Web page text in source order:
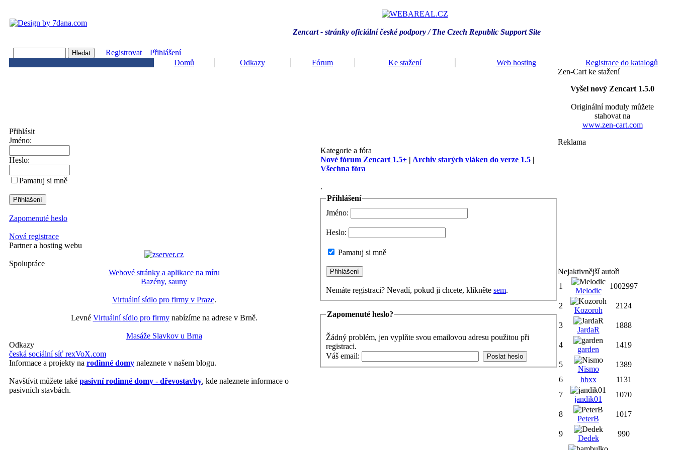
Zencart - stránky oficiální české podpory / The Czech Republic Support Site
Registrovat
Přihlášení
Domů
Odkazy Fórum Ke stažení Web hosting Registrace do katalogů
Přihlásit
Jméno:
Heslo:
Pamatuj si mně
Zapomenuté heslo
Nová registrace
Partner a hosting webu
Spolupráce
Webové stránky a aplikace na míru
Bazény, sauny
Virtuální sídlo pro firmy v Praze.
Levné Virtuální sídlo pro firmynabízíme na adrese v Brně.
Masáže Slavkov u Brna
Odkazy
česká sociální síť rexVoX.com
Informace a projekty na rodinné domy naleznete v našem blogu.
Navštívit můžete také pasivní rodinné domy - dřevostavby, kde naleznete informace o
pasivních stavbách.
Kategorie a fóra
Nové fórum Zencart 1.5+ | Archiv starých vláken do verze 1.5 |
Všechna fóra
.
Přihlášení
Jméno:
Heslo:
Pamatuj si mně
Nemáte registraci? Nevadí, pokud ji chcete, klikněte sem.
Zapomenuté heslo?
Žádný problém, jen vyplňte svou emailovou adresu použitou při
registraci.
Váš email:
Zen-Cart ke stažení
Vyšel nový Zencart 1.5.0
Originální moduly můžete
stahovat na
www.zen-cart.com
Reklama
Nejaktivnější autoři
1
Melodic
1002997
2
Kozoroh
2124
3
JardaR
1888
4
garden
1419
5
Nismo
1389
6
hbxx
1131
7
jandik01
1070
8
PeterB
1017
9
Dedek
990